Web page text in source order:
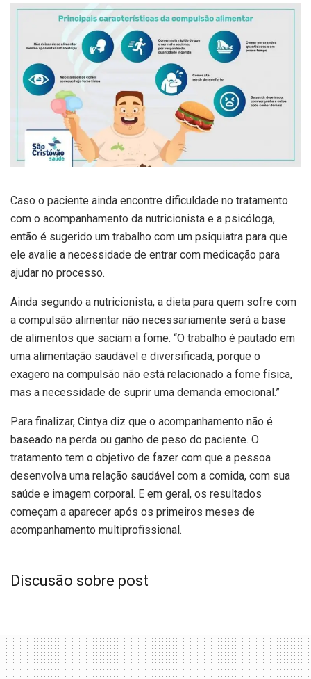
Caso o paciente ainda encontre dificuldade no tratamento
com o acompanhamento da nutricionista e a psicóloga,
então é sugerido um trabalho com um psiquiatra para que
ele avalie a necessidade de entrar com medicação para
ajudar no processo.
Ainda segundo a nutricionista, a dieta para quem sofre com
a compulsão alimentar não necessariamente será a base
de alimentos que saciam a fome. “O trabalho é pautado em
uma alimentação saudável e diversificada, porque o
exagero na compulsão não está relacionado a fome física,
mas a necessidade de suprir uma demanda emocional.”
Para finalizar, Cintya diz que o acompanhamento não é
baseado na perda ou ganho de peso do paciente. O
tratamento tem o objetivo de fazer com que a pessoa
desenvolva uma relação saudável com a comida, com sua
saúde e imagem corporal. E em geral, os resultados
começam a aparecer após os primeiros meses de
acompanhamento multiprofissional.
Discusão sobre post